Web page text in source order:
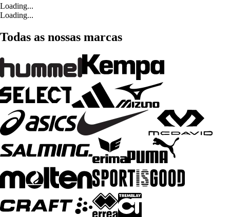
Loading...
Loading...
Todas as nossas marcas